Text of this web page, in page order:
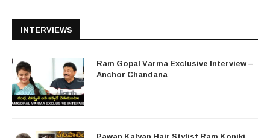
INTERVIEWS
Ram Gopal Varma Exclusive Interview –
Anchor Chandana